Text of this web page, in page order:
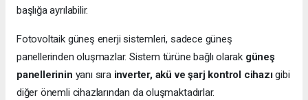
başlığa ayrılabilir.
Fotovoltaik güneş enerji sistemleri, sadece güneş
panellerinden oluşmazlar. Sistem türüne bağlı olarak güneş
panellerinin yanı sıra inverter, akü ve şarj kontrol cihazıgibi
diğer önemli cihazlarından da oluşmaktadırlar.